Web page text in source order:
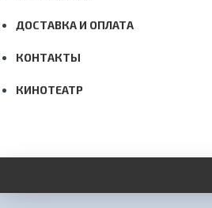
ДОСТАВКА И ОПЛАТА
КОНТАКТЫ
КИНОТЕАТР